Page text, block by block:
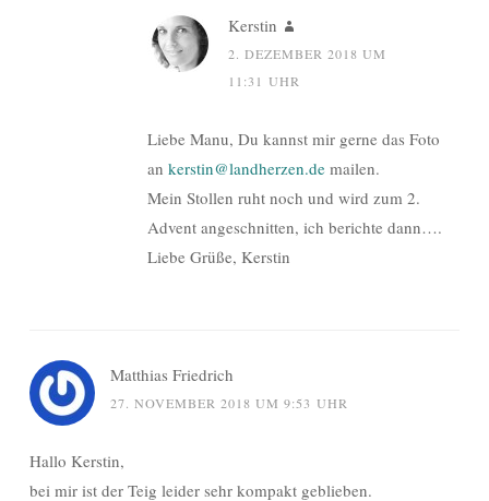
Kerstin
2. DEZEMBER 2018 UM
11:31 UHR
Liebe Manu, Du kannst mir gerne das Foto
an kerstin@landherzen.de mailen.
Mein Stollen ruht noch und wird zum 2.
Advent angeschnitten, ich berichte dann….
Liebe Grüße, Kerstin
Matthias Friedrich
27. NOVEMBER 2018 UM 9:53 UHR
Hallo Kerstin,
bei mir ist der Teig leider sehr kompakt geblieben.